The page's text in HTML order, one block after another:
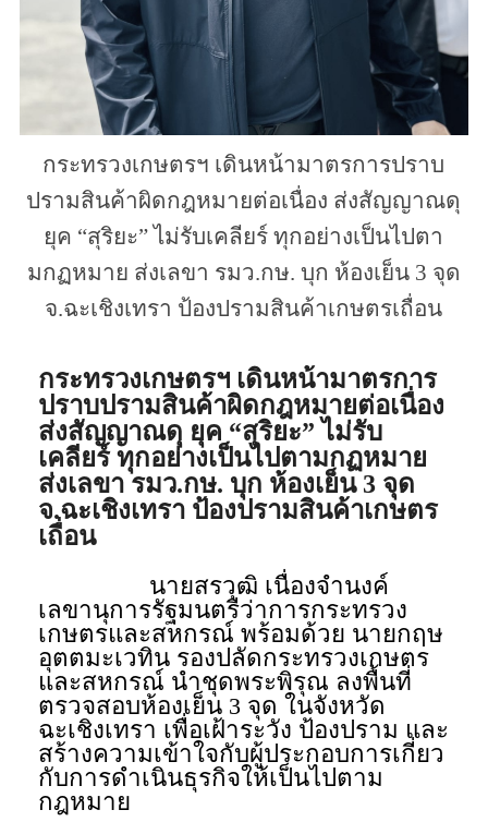
กระทรวงเกษตรฯ เดินหน้ามาตรการปราบ
ปรามสินค้าผิดกฎหมายต่อเนื่อง ส่งสัญญาณดุ
ยุค “สุริยะ” ไม่รับเคลียร์ ทุกอย่างเป็นไปตา
มกฏหมาย ส่งเลขา รมว.กษ. บุก ห้องเย็น 3 จุด
จ.ฉะเชิงเทรา ป้องปรามสินค้าเกษตรเถื่อน
กระทรวงเกษตรฯ เดินหน้ามาตรการ
ปราบปรามสินค้าผิดกฎหมายต่อเนื่อง
ส่งสัญญาณดุ ยุค “สุริยะ” ไม่รับ
เคลียร์ ทุกอย่างเป็นไปตามกฏหมาย
ส่งเลขา รมว.กษ. บุก ห้องเย็น 3 จุด
จ.ฉะเชิงเทรา ป้องปรามสินค้าเกษตร
เถื่อน
นายสรวุฒิ เนื่องจำนงค์
เลขานุการรัฐมนตรีว่าการกระทรวง
เกษตรและสหกรณ์ พร้อมด้วย นายกฤษ
อุตตมะเวทิน รองปลัดกระทรวงเกษตร
และสหกรณ์ นำชุดพระพิรุณ ลงพื้นที่
ตรวจสอบห้องเย็น 3 จุด ในจังหวัด
ฉะเชิงเทรา เพื่อเฝ้าระวัง ป้องปราม และ
สร้างความเข้าใจกับผู้ประกอบการเกี่ยว
กับการดำเนินธุรกิจให้เป็นไปตาม
กฎหมาย